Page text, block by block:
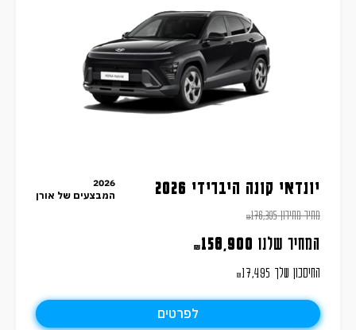
יונדאי קונה היברידי 2026
מחיר מחירון ₪176,395
המחיר שלנו ₪158,900
החיסכון שלך ₪17,495
2026
המבצעים של אורן
לפרטים